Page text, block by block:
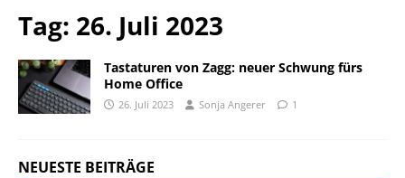
Tag: 26. Juli 2023
Tastaturen von Zagg: neuer Schwung fürs
Home Office
26. Juli 2023 Sonja Angerer 1
NEUESTE BEITRÄGE